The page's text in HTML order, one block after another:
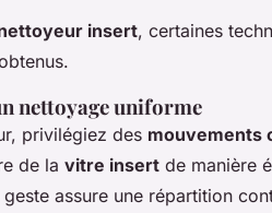
insert, certaines
nettoyage uniforme
privilégiez des mouvements
de la vitre insert de manière
assure une répartition